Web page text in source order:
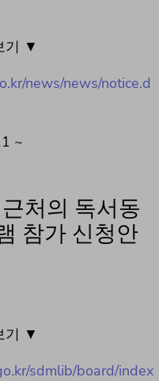
기 ▼
news/news/notice.d
~
처의 독서동
참가 신청안
기 ▼
sdmlib/board/index